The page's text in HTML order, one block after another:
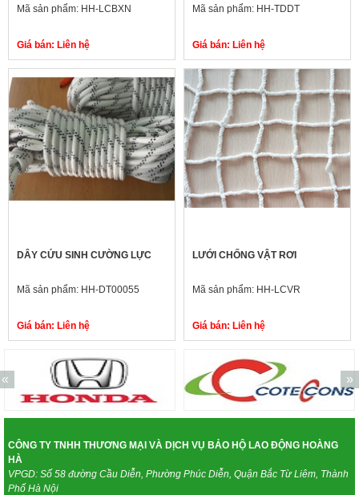
Mã sản phẩm: HH-LCBXN
Giá bán: Liên hệ
Mã sản phẩm: HH-TDDT
Giá bán: Liên hệ
DÂY CỨU SINH CƯỜNG LỰC
Mã sản phẩm: HH-DT00055
Giá bán: Liên hệ
LƯỚI CHỐNG VẬT RƠI
Mã sản phẩm: HH-LCVR
Giá bán: Liên hệ
« »
CÔNG TY TNHH THƯƠNG MẠI VÀ DỊCH VỤ BẢO HỘ LAO ĐỘNG HOÀNG
HÀ
VPGD: Số 58 đường Cầu Diễn, Phường Phúc Diễn, Quận Bắc Từ Liêm, Thành
Phố Hà Nội